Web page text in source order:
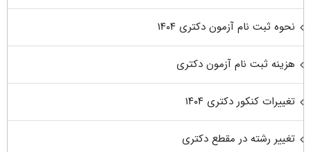
نحوه ثبت نام آزمون دکتری ۱۴۰۴
هزینه ثبت نام آزمون دکتری
تغییرات کنکور دکتری ۱۴۰۴
تغییر رشته در مقطع دکتری